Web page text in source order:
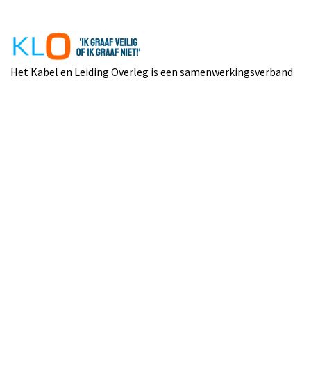
Het Kabel en Leiding Overleg is een samenwerkingsverband